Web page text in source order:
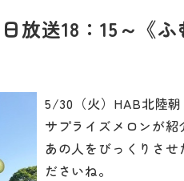
放送18：15～《
5/30（火）HAB北陸朝
サプライズメロンが
あの人をびっくりさ
ださいね。